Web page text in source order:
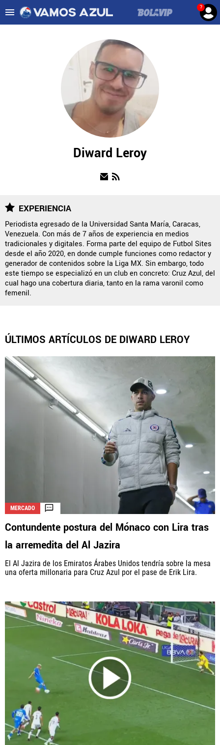
?
QUIENES SOMOS | STAFF | CONTACTO
Este portal es una sección especial del portal Bolavip.com
con información destinada a los fans del Club.
Política Editorial
Vamos Azul, al igual que Futbol Sites, es una
compañía perteneciente a Better Collective. Todos
los derechos reservados.
La aceptación de una de las ofertas presentadas en esta página
Vamos Azul. Este pago puede influir en
cómo y dónde aparecen los operadores de juego en la página y en el
orden en que aparecen, pero no influye en nuestras evaluaciones.
Diward Leroy
EXPERIENCIA
Periodista egresado de la Universidad Santa María, Caracas,
Venezuela. Con más de 7 años de experiencia en medios
tradicionales y digitales. Forma parte del equipo de Futbol Sites
desde el año 2020, en donde cumple funciones como redactor y
generador de contenidos sobre la Liga MX. Sin embargo, todo
este tiempo se especializó en un club en concreto: Cruz Azul, del
cual hago una cobertura diaria, tanto en la rama varonil como
femenil.
ÚLTIMOS ARTÍCULOS DE DIWARD LEROY
MERCADO
Contundente postura del Mónaco con Lira tras
la arremedita del Al Jazira
El Al Jazira de los Emiratos Árabes Unidos tendría sobre la mesa
una oferta millonaria para Cruz Azul por el pase de Erik Lira.